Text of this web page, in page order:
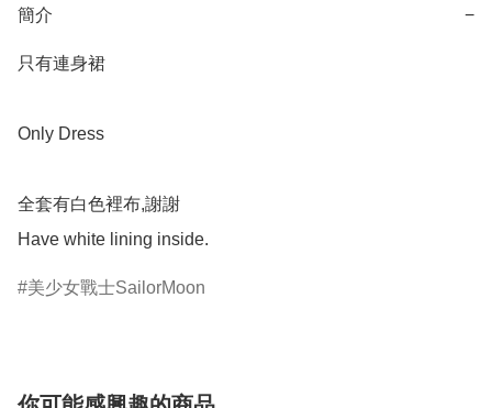
簡介 −
只有連身裙
Only Dress
全套有白色裡布,謝謝
美少女戰士SailorMoon